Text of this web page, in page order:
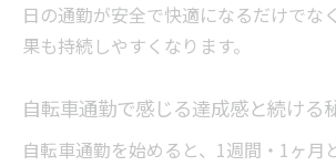
日の通勤が安全で快適になるだけでな
果も持続しやすくなります。
自転車通勤で感じる達成感と続ける
自転車通勤を始めると、1週間・1ヶ月